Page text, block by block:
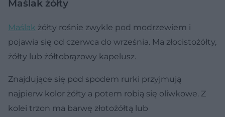
Maślak żółty
Maślak żółty rośnie zwykle pod modrzewiem i
pojawia się od czerwca do września. Ma złocistożółty,
żółty lub żółtobrązowy kapelusz.
Znajdujące się pod spodem rurki przyjmują
najpierw kolor żółty a potem robią się oliwkowe. Z
kolei trzon ma barwę złotożółtą lub